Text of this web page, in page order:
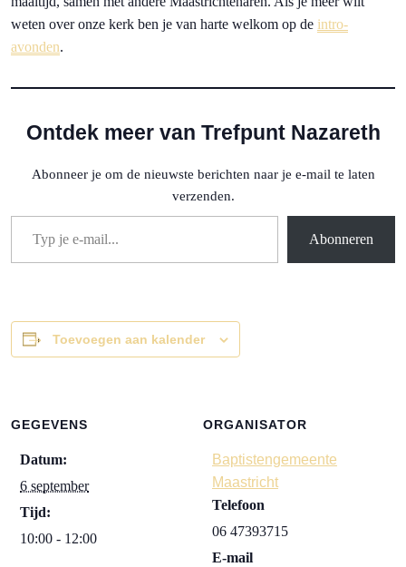
weten over onze kerk ben je van harte welkom op de intro-
avonden.
Ontdek meer van Trefpunt Nazareth
Abonneer je om de nieuwste berichten naar je e-mail te laten
verzenden.
Typ je e-mail...
Abonneren
Toevoegen aan kalender
GEGEVENS
Datum:
6 september
Tijd:
10:00 - 12:00
ORGANISATOR
Baptistengemeente
Maastricht
Telefoon
06 47393715
E-mail